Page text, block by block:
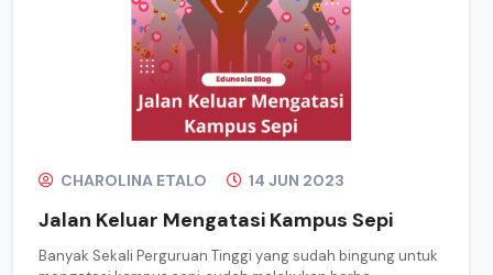
CHAROLINA ETALO 14 JUN 2023
Jalan Keluar Mengatasi Kampus Sepi
Banyak Sekali Perguruan Tinggi yang sudah bingung untuk